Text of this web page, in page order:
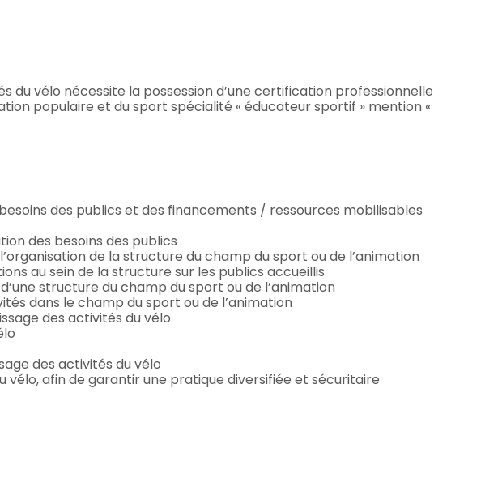
du vélo nécessite la possession d’une certification professionnelle
populaire et du sport spécialité « éducateur sportif » mention «
des publics et des financements / ressources mobilisables
des besoins des publics
de la structure du champ du sport ou de l’animation
au sein de la structure sur les publics accueillis
structure du champ du sport ou de l’animation
dans le champ du sport ou de l’animation
des activités du vélo
des activités du vélo
afin de garantir une pratique diversifiée et sécuritaire